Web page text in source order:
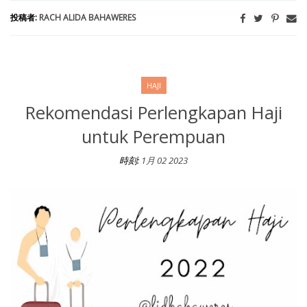
投稿者: RACH ALIDA BAHAWERES
HAJI
Rekomendasi Perlengkapan Haji
untuk Perempuan
時刻: 1月 02 2023